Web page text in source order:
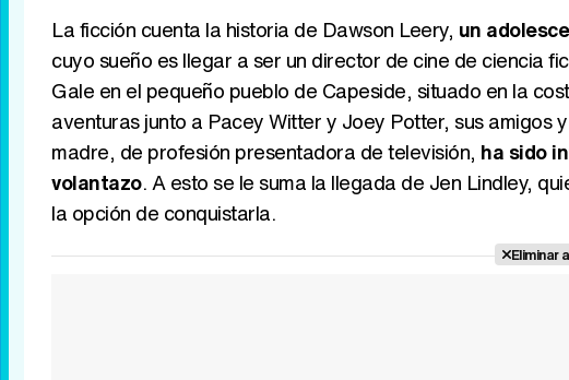
La ficción cuenta la historia de Dawson Leery, un
cuyo sueño es llegar a ser un director de cine de ciencia
Gale en el pequeño pueblo de Capeside, situado en la
aventuras junto a Pacey Witter y Joey Potter, sus amigos
madre, de profesión presentadora de televisión, ha sido
volantazo. A esto se le suma la llegada de Jen Lindley,
la opción de conquistarla.
Eliminar